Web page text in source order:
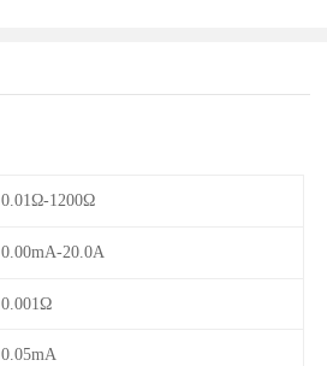
0.01Ω-1200Ω
0.00mA-20.0A
0.001Ω
0.05mA